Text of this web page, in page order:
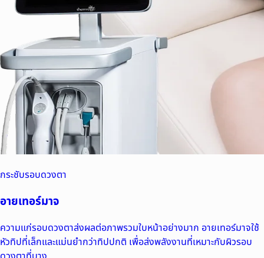
กระชับรอบดวงตา
อายเทอร์มาจ
ความแก่รอบดวงตาส่งผลต่อภาพรวมใบหน้าอย่างมาก อายเทอร์มาจใช้
หัวทิปที่เล็กและแม่นยำกว่าทิปปกติ เพื่อส่งพลังงานที่เหมาะกับผิวรอบ